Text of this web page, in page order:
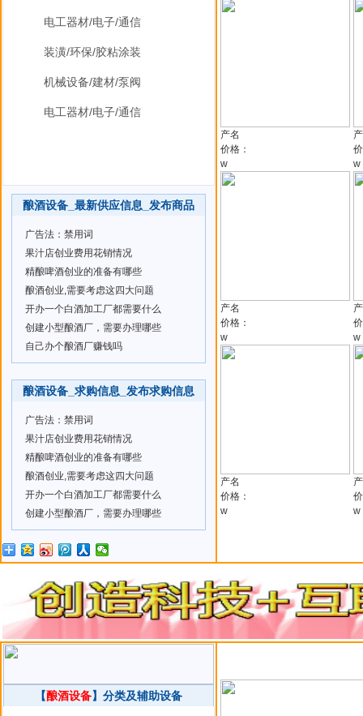
电工器材/电子/通信
装潢/环保/胶粘涂装
机械设备/建材/泵阀
电工器材/电子/通信
酿酒设备_最新供应信息_发布商品
广告法：禁用词
果汁店创业费用花销情况
精酿啤酒创业的准备有哪些
酿酒创业,需要考虑这四大问题
开办一个白酒加工厂都需要什么
创建小型酿酒厂，需要办理哪些
自己办个酿酒厂赚钱吗
酿酒设备_求购信息_发布求购信息
广告法：禁用词
果汁店创业费用花销情况
精酿啤酒创业的准备有哪些
酿酒创业,需要考虑这四大问题
开办一个白酒加工厂都需要什么
创建小型酿酒厂，需要办理哪些
产名
价格：
w
产名
价格：
w
产名
价格：
w
w
w
w
【酿酒设备】分类及辅助设备